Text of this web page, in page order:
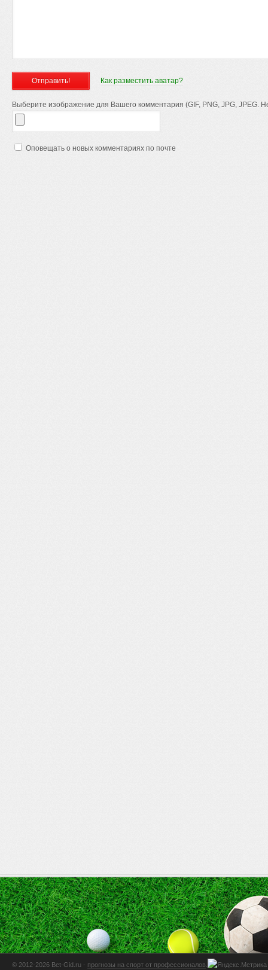
Как разместить аватар?
Выберите изображение для Вашего комментария (GIF, PNG, JPG, JPEG.
Оповещать о новых комментариях по почте
© 2012-2026 Bet-Gid.ru - прогнозы на спорт от профессионалов